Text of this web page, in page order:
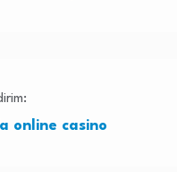
online casino